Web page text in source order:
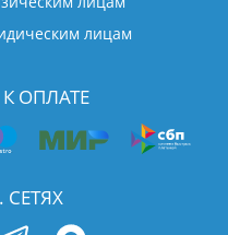
лицам
ОПЛАТЕ